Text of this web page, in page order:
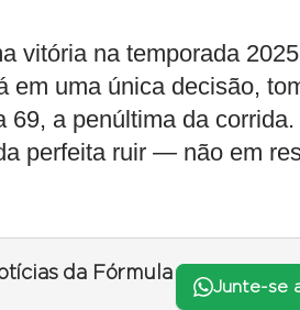
vitória na temporada
em uma única decisão,
a penúltima da
perfeita ruir — não em
da Fórmula
Junte-se